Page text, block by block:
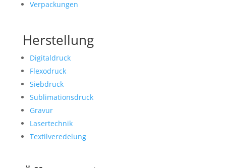
Verpackungen
Herstellung
Digitaldruck
Flexodruck
Siebdruck
Sublimationsdruck
Gravur
Lasertechnik
Textilveredelung